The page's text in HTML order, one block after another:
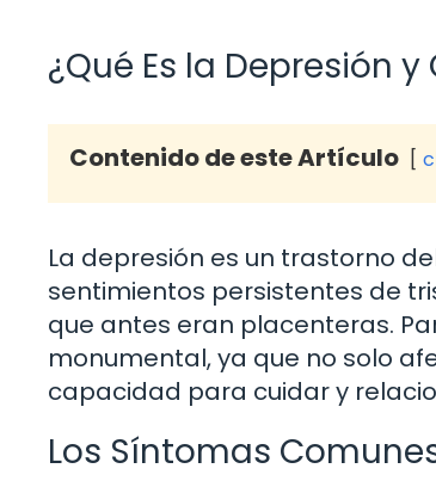
¿Qué Es la Depresión
Contenido de este Artículo
La depresión es un trastorno
sentimientos persistentes de
que antes eran placenteras.
monumental, ya que no solo
capacidad para cuidar y
Los Síntomas